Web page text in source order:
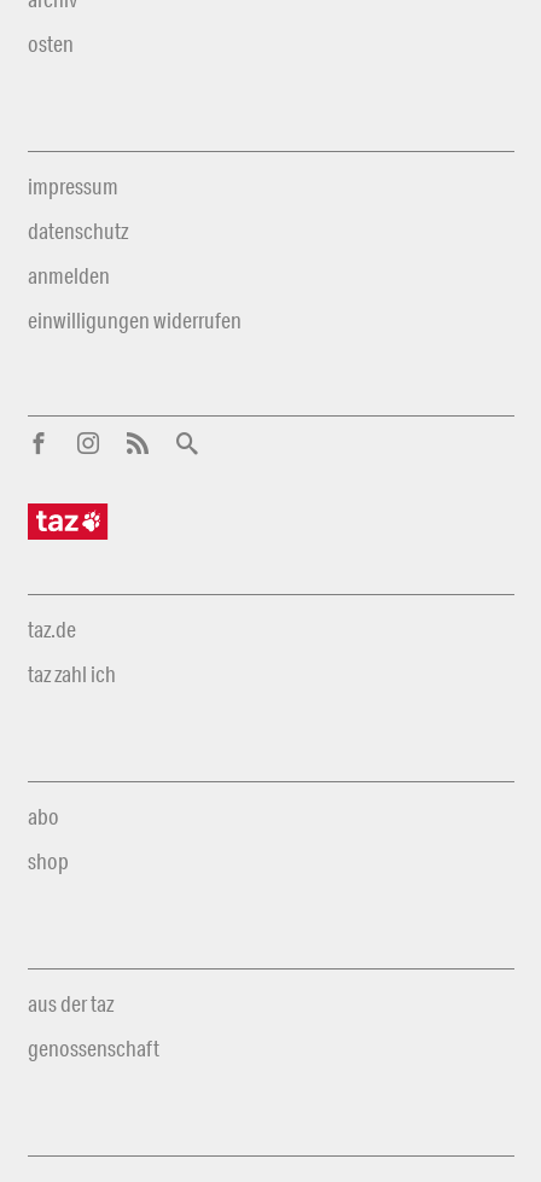
osten
impressum
datenschutz
anmelden
einwilligungen widerrufen
taz.de
taz zahl ich
abo
shop
aus der taz
genossenschaft